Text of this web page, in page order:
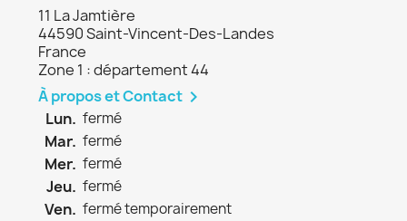
11 La Jamtière
44590 Saint-Vincent-Des-Landes
France
Zone 1 : département 44
À propos et Contact 
Lun. fermé
Mar. fermé
Mer. fermé
Jeu. fermé
Ven. fermé temporairement